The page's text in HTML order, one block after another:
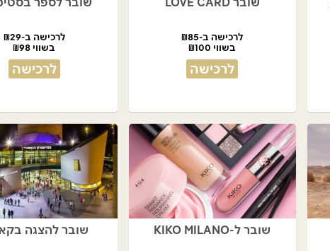
לרכישה ב-₪85
בשווי ₪100
לרכישה
לרכישה ב-₪29
בשווי ₪98
לרכישה
שובר ל-KIKO MILANO שובר להצגה